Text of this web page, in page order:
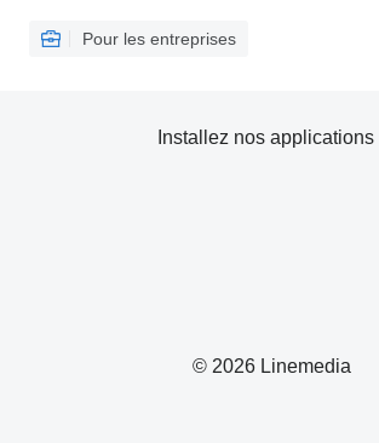
Pour les entreprises
© 2026 Linemedia
Installez nos applications